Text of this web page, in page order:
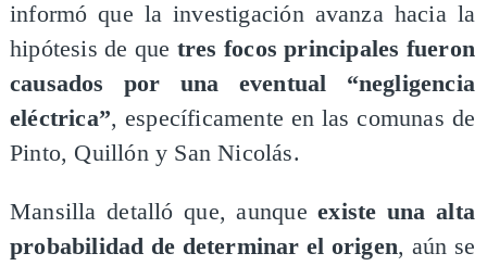
informó que la investigación avanza hacia la
hipótesis de que tres focos principales fueron
causados por una eventual “negligencia
eléctrica”, específicamente en las comunas de
Pinto, Quillón y San Nicolás.
Mansilla detalló que, aunqueexiste una alta
probabilidad de determinar el origen, aún se